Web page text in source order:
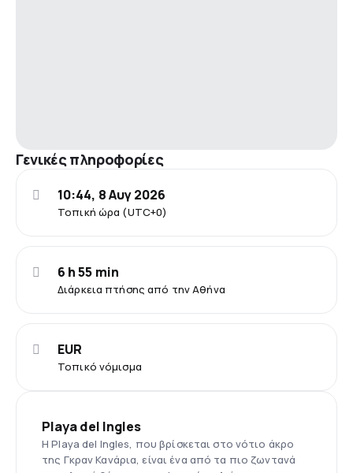
Γενικές πληροφορίες
Τοπική ώρα (UTC+0)
10:44, 8 Αυγ 2026
Διάρκεια πτήσης από την Αθήνα
6 h 55 min
Τοπικό νόμισμα
EUR
Playa del Ingles
Η Playa del Ingles, που βρίσκεται στο νότιο άκρο
της Γκραν Κανάρια, είναι ένα από τα πιο ζωντανά